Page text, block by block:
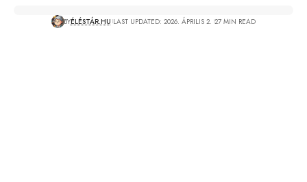
BYÉLÉSTÁR.HU LAST UPDATED: 2026. ÁPRILIS 2. 27 MIN READ